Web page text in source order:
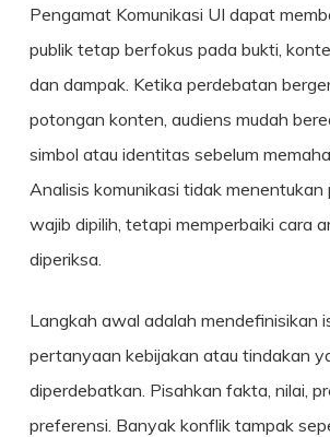
Pengamat Komunikasi UI dapat
publik tetap berfokus pada bukti,
dan dampak. Ketika perdebatan
potongan konten, audiens mudah
simbol atau identitas sebelum
Analisis komunikasi tidak
wajib dipilih, tetapi memperbaiki cara
diperiksa.
Langkah awal adalah mendefinisikan
pertanyaan kebijakan atau tindakan
diperdebatkan. Pisahkan fakta, nilai,
preferensi. Banyak konflik tampak